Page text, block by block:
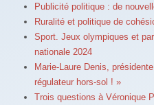
Publicité politique : de
Ruralité et politique de
Sport. Jeux olympiques et
nationale 2024
Marie-Laure Denis,
régulateur hors-sol ! »
Trois questions à Véronique